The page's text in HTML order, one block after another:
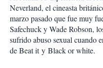
Neverland, el cineasta
marzo pasado que fue muy
Safechuck y Wade Robson,
sufrido abuso sexual cuando
de Beat it y Black or white.